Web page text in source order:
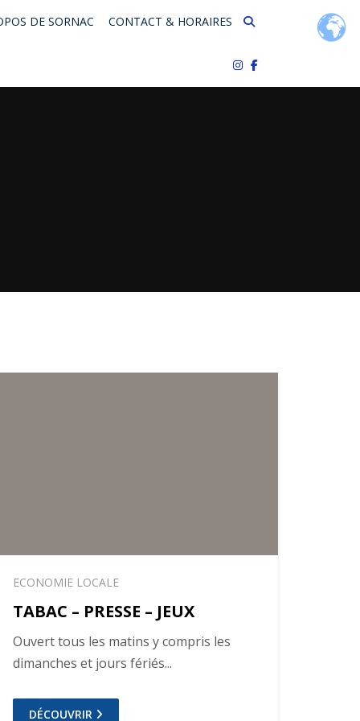
DE SORNAC CONTACT & HORAIRES
ECONOMIE LOCALE
TABAC – PRESSE – JEUX
Ouvert tous les matins y compris les
dimanches et jours fériés...
DÉCOUVRIR